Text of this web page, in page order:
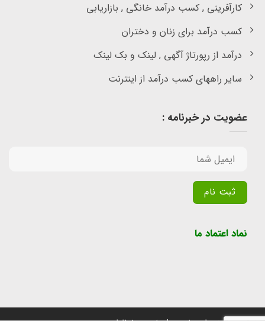
کارآفرینی , کسب درآمد خانگی , بازاریابی
کسب درآمد برای زنان و دختران
درآمد از رپورتاژ آگهی , لینک و بک لینک
سایر راههای کسب درآمد از اینترنت
عضویت در خبرنامه :
نماد اعتماد ما